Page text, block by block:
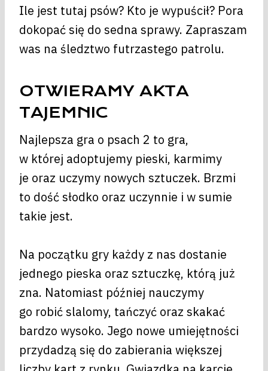
Ile jest tutaj psów? Kto je wypuścił? Pora
dokopać się do sedna sprawy. Zapraszam
was na śledztwo futrzastego patrolu.
OTWIERAMY AKTA
TAJEMNIC
Najlepsza gra o psach 2 to gra,
w której adoptujemy pieski, karmimy
je oraz uczymy nowych sztuczek. Brzmi
to dość słodko oraz uczynnie i w sumie
takie jest.
Na początku gry każdy z nas dostanie
jednego pieska oraz sztuczkę, którą już
zna. Natomiast później nauczymy
go robić slalomy, tańczyć oraz skakać
bardzo wysoko. Jego nowe umiejętności
przydadzą się do zabierania większej